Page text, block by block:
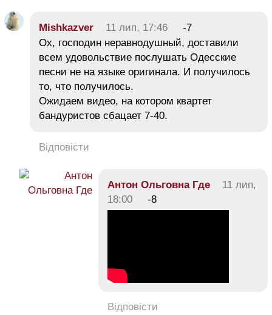
Mishkazver 11 лип, 17:46
-7
Ох, господин неравнодушный, доставили
всем удовольствие послушать Одесские
песни не на языке оригинала. И получилось
то, что получилось.
Ожидаем видео, на котором квартет
бандуристов сбацает 7-40.
Відповісти
Антон Ольговна Где
11 лип,
18:00
-8
Відповісти